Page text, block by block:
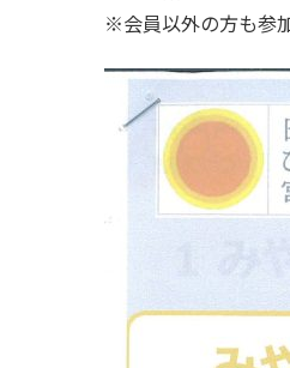
※会員以外の方も参